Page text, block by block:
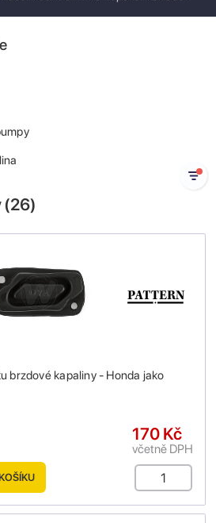
(26)
brzdové kapaliny - Honda jako
170 Kč
včetně DPH